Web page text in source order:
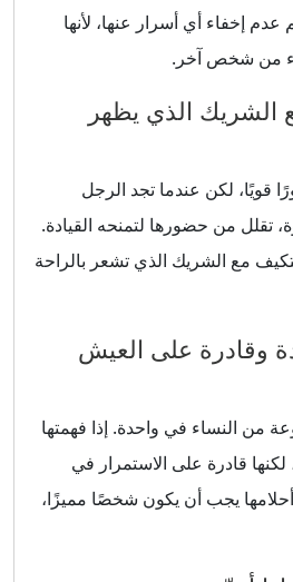
إخفاء أي أسرار عنها، لأنها
من شخص آخر.
الشريك الذي يظهر
قويًا، لكن عندما تجد الرجل
تقلل من حضورها لتمنحه القيادة.
مع الشريك الذي تشعر بالراحة
وقادرة على العيش
من النساء في واحدة. إذا فهمتها
قادرة على الاستمرار في
يجب أن يكون شخصًا مميزًا،